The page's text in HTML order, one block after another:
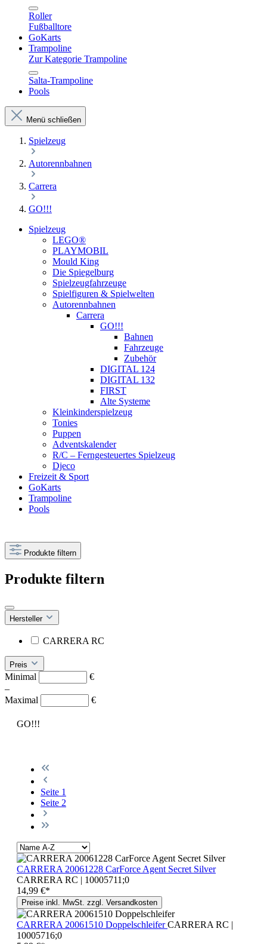
Roller
Fußballtore
GoKarts
Trampoline
Zur Kategorie Trampoline
Salta-Trampoline
Pools
Menü schließen
Spielzeug
Autorennbahnen
Carrera
GO!!!
Spielzeug
LEGO®
PLAYMOBIL
Mould King
Die Spiegelburg
Spielzeugfahrzeuge
Spielfiguren & Spielwelten
Autorennbahnen
Carrera
GO!!!
Bahnen
Fahrzeuge
Zubehör
DIGITAL 124
DIGITAL 132
FIRST
Alte Systeme
Kleinkinderspielzeug
Tonies
Puppen
Adventskalender
R/C – Ferngesteuertes Spielzeug
Djeco
Freizeit & Sport
GoKarts
Trampoline
Pools
Produkte filtern
Produkte filtern
Hersteller
CARRERA RC
Preis
Minimal
€
–
Maximal
€
GO!!!
Seite 1
Seite 2
CARRERA 20061228 CarForce Agent Secret Silver
CARRERA RC | 10005711;0
14,99 €*
Preise inkl. MwSt. zzgl. Versandkosten
CARRERA 20061510 DoppelschleiferCARRERA RC |
10005716;0